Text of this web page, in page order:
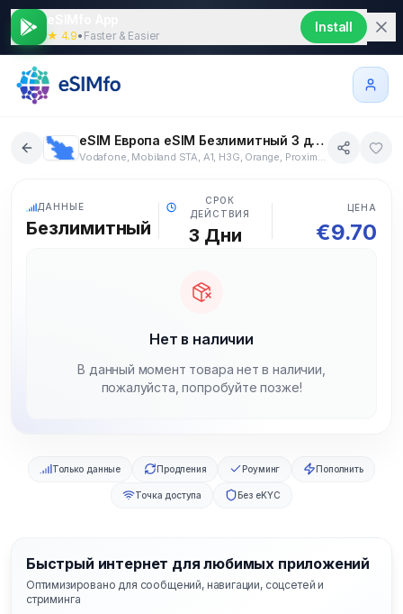
★ 4.9• Faster & Easier
Install
eSIM Европа eSIM Безлимитный 3 дни
Vodafone, Mobiland STA, A1, H3G, Orange, Proximus, BH Telecom, Eronet, Vivacom, Mobitel A1, Telenor, Telemach/TM, A1 Hrvatska, MTN, Primetel, Vodafone, O2, TDC, Sonofon Denmark, Hi3G Danemark, Telia, Telia, Tele2, DNA, Elisa, BOUYGUES TELECOM, Orange, SFR, Geocell, Vodafone, O2, Gibtelecom, Cosmote, Vodafone, Wind, Telenor, T-Mobile, Sýn hf., Nova ehf., Three Ireland, Meteor, Vodafone, TIM, Vodafone, Wind, Tele2, SIA Bite Mobile, LMT, Telecom Liechtenstein, Bite, Telia, Tele2, Tango SA, Orange, Vodafone, MTEL, KPN, A1 mk, TELENOR, Telia, Play(P4), NOS, Vodafone, Vodafone, Orange, A1, Orange, O2, Telemach, A1, Mobitel, YOIGO, Vodafone, Telenor, 3, Salt, AVEA, Kyivstar, MTS, Telefonica UK, Vodafone, H3G, EE
ДАННЫЕ
Безлимитный
СРОК
ДЕЙСТВИЯ
3 Дни
ЦЕНА
€9.70
Нет в наличии
В данный момент товара нет в наличии,
пожалуйста, попробуйте позже!
Только данные Продления Роуминг Пополнить
Точка доступа Без eKYC
Быстрый интернет для любимых приложений
Оптимизировано для сообщений, навигации, соцсетей и
стриминга